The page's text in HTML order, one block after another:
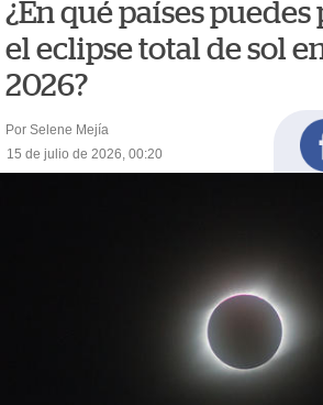
¿En qué países
el eclipse total de sol
2026?
Por Selene Mejía
15 de julio de 2026, 00:20